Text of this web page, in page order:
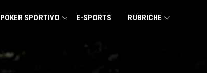
POKER SPORTIVO E-SPORTS RUBRICHE